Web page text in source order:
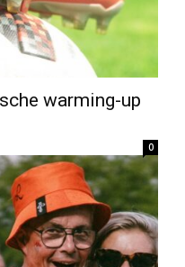
warming-up
0